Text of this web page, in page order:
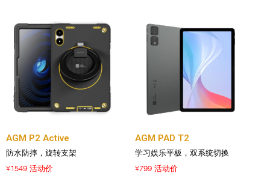
AGM P2 Active
防水防摔，旋转支架
¥1549 活动价
AGM PAD T2
学习娱乐平板，双系统切换
¥799 活动价